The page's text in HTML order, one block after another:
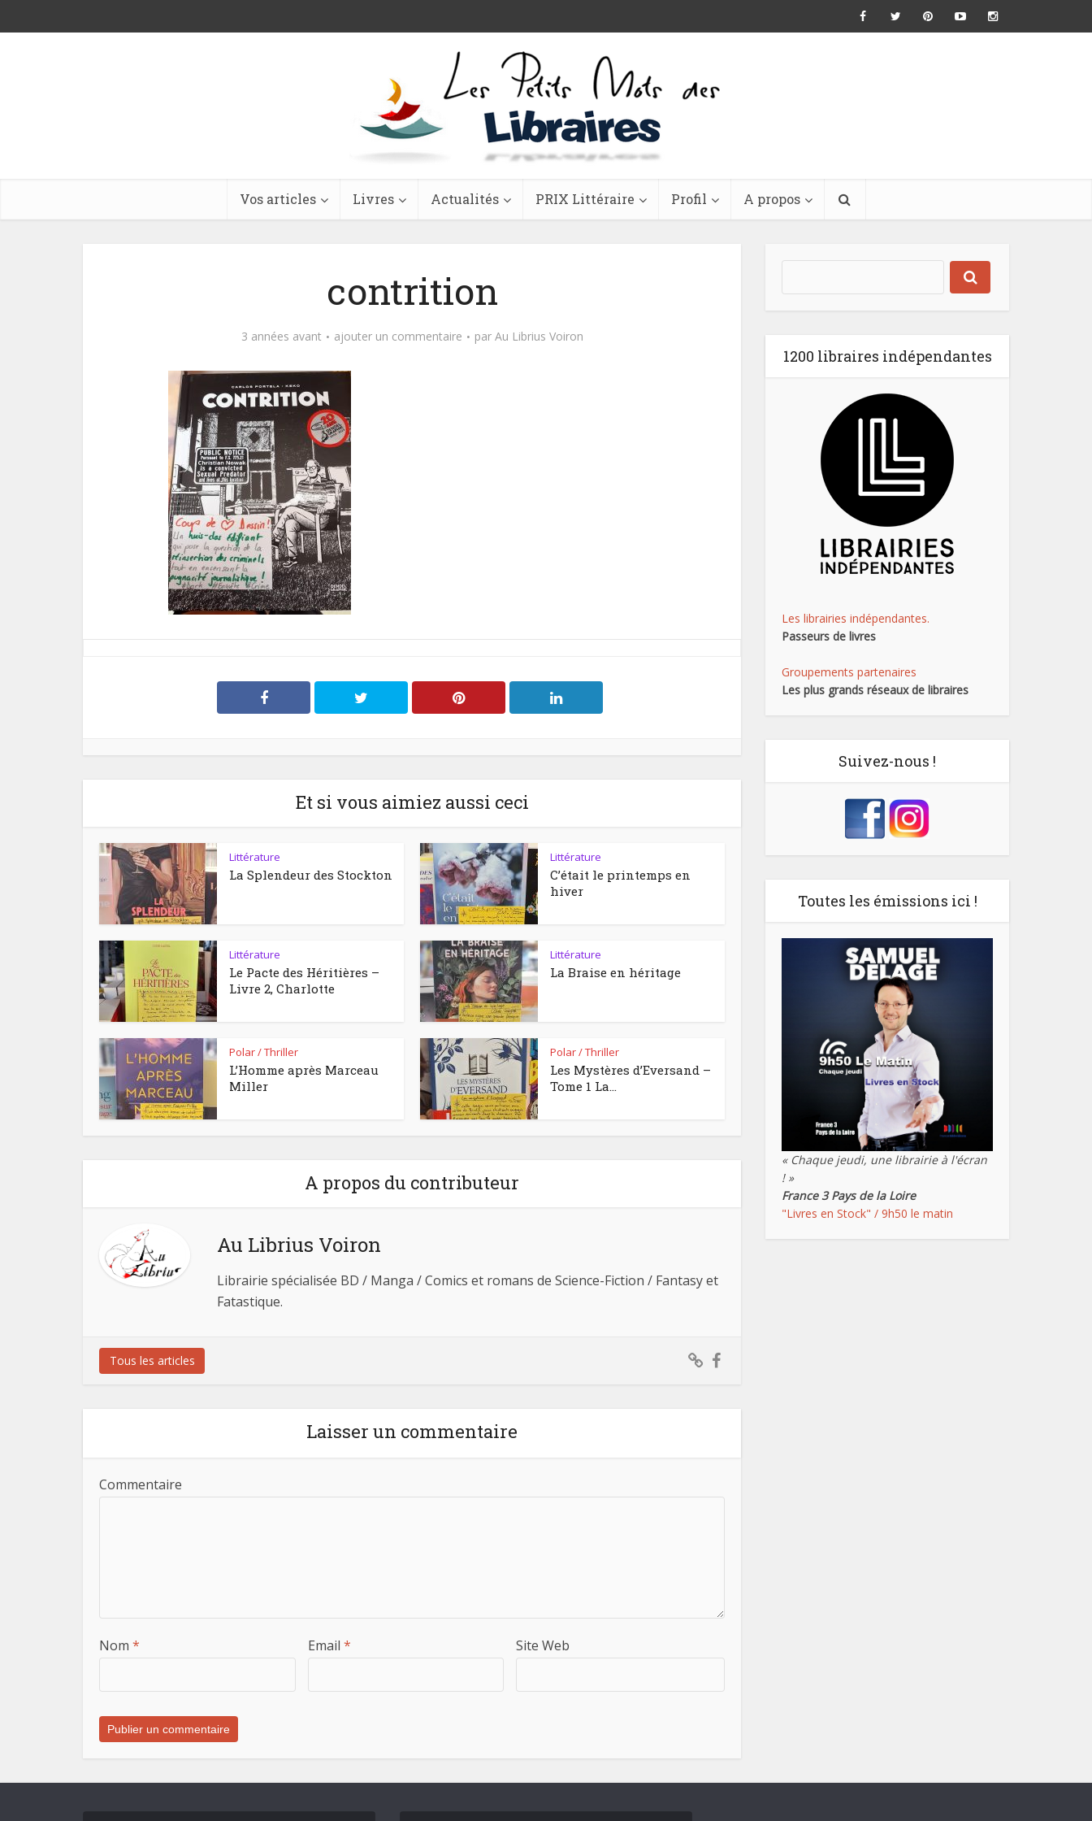
Vos articles Livres Actualités PRIX Littéraire Profil A propos
contrition
3 années avant ajouter un commentaire par Au Librius Voiron
Et si vous aimiez aussi ceci
Littérature
La Splendeur des Stockton
Littérature
C’était le printemps en
hiver
Littérature
Le Pacte des Héritières –
Livre 2, Charlotte
Littérature
La Braise en héritage
Polar / Thriller
L’Homme après Marceau
Miller
Polar / Thriller
Les Mystères d’Eversand –
Tome 1 La...
A propos du contributeur
Au Librius Voiron
Librairie spécialisée BD / Manga / Comics et romans de Science-Fiction / Fantasy et
Fatastique.
Tous les articles
Laisser un commentaire
Commentaire
Nom * Email * Site Web
1200 libraires indépendantes
Les librairies indépendantes.
Passeurs de livres
Groupements partenaires
Les plus grands réseaux de libraires
Suivez-nous !
Toutes les émissions ici !
« Chaque jeudi, une librairie à l'écran
! »
France 3 Pays de la Loire
"Livres en Stock" / 9h50 le matin